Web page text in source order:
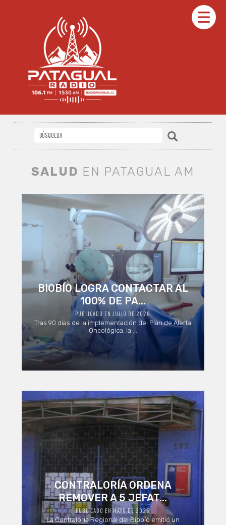
SALUD EN PATAGUAL AM
BIOBÍO LOGRA CONTACTAR AL
100% DE PA...
PUBLICADO EN JULIO DE 2026
Tras 90 días de la implementación del Plan de Alerta
Oncológica, la ...
CONTRALORÍA ORDENA
REMOVER A 5 JEFAT...
PUBLICADO EN MAYO DE 2026
La Contraloría Regional del Biobío emitió un